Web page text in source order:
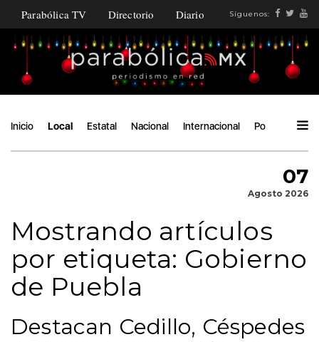
Parabólica TV Directorio Diario Síguenos:
Inicio Local Estatal Nacional Internacional Política
07
Agosto 2026
Mostrando artículos
por etiqueta: Gobierno
de Puebla
Destacan Cedillo, Céspedes